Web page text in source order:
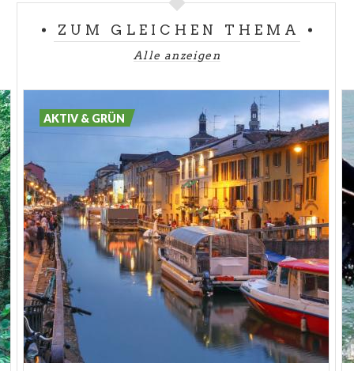
Wiesen, wo Sie es sich richtig gemütlich machen
können.
2. Buche di Nese – Naturbäder in Alzano
Lombardo
Frieden, Entspannung und Stille einen Steinwurf von
Bergamo entfernt. Die Buche di Nese in Alzano
Lombardo sind das ideale Ziel, um der Sommerhitze
zu entfliehen. Ein Spaziergang in unberührter Natur,
entzückende Landschaften, Naturbäder zum
Entspannen, romantische Wege, die Sie die Hitze in
der Stadt vergessen lassen. Empfehlenswert sind
Turnschuhe und bequeme Kleidung. Einige Wege
sind leicht zu begehen, andere sind etwas
schwieriger.
ZUM GLEICHEN THEMA
Alle anzeigen
AKTIV & GRÜN